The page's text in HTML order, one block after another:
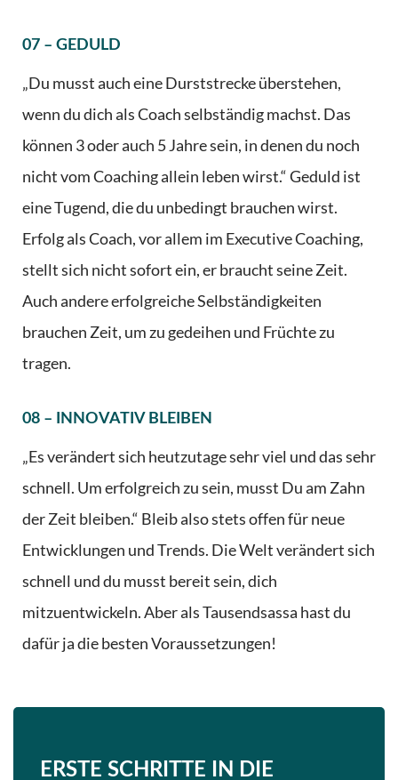
07 – GEDULD
„Du musst auch eine Durststrecke überstehen,
wenn du dich als Coach selbständig machst. Das
können 3 oder auch 5 Jahre sein, in denen du noch
nicht vom Coaching allein leben wirst.“ Geduld ist
eine Tugend, die du unbedingt brauchen wirst.
Erfolg als Coach, vor allem im Executive Coaching,
stellt sich nicht sofort ein, er braucht seine Zeit.
Auch andere erfolgreiche Selbständigkeiten
brauchen Zeit, um zu gedeihen und Früchte zu
tragen.
08 – INNOVATIV BLEIBEN
„Es verändert sich heutzutage sehr viel und das sehr
schnell. Um erfolgreich zu sein, musst Du am Zahn
der Zeit bleiben.“ Bleib also stets offen für neue
Entwicklungen und Trends. Die Welt verändert sich
schnell und du musst bereit sein, dich
mitzuentwickeln. Aber als Tausendsassa hast du
dafür ja die besten Voraussetzungen!
ERSTE SCHRITTE IN DIE